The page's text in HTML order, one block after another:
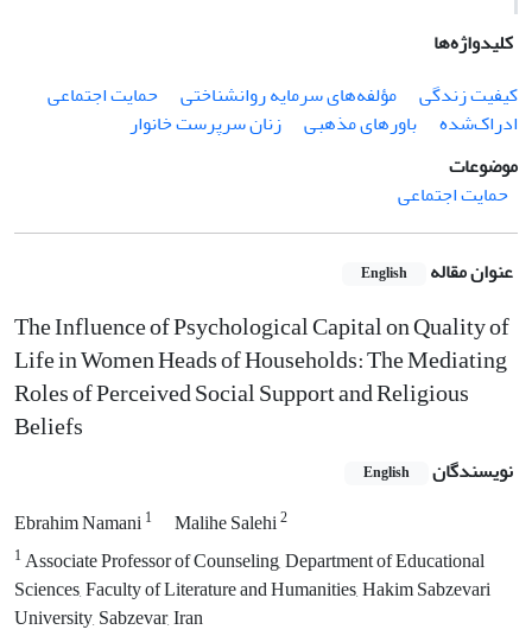
کلیدواژه‌ها
کیفیت زندگی
مؤلفه‌های سرمایه روانشناختی
حمایت اجتماعی
ادراک‌شده
باورهای مذهبی
زنان سرپرست خانوار
موضوعات
حمایت اجتماعی
عنوان مقاله English
The Influence of Psychological Capital on Quality of
Life in Women Heads of Households: The Mediating
Roles of Perceived Social Support and Religious
Beliefs
نویسندگان English
Ebrahim Namani1 Malihe Salehi2
1Associate Professor of Counseling, Department of Educational
Sciences, Faculty of Literature and Humanities, Hakim Sabzevari
University, Sabzevar, Iran